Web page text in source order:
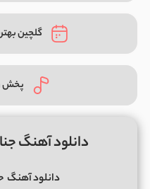
گلچین
پخش
دانلود آهنگ
دانلود آهنگ